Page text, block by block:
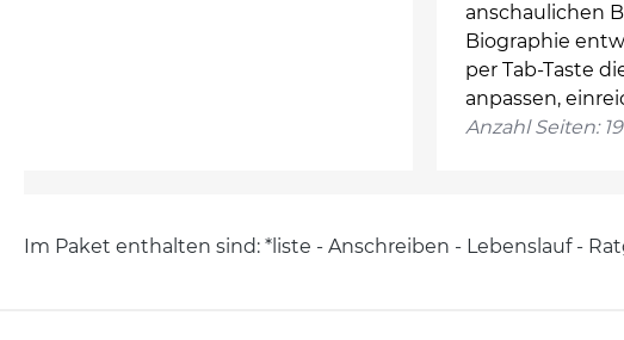
anschaulichen
Biographie
per Tab-Taste
anpassen,
Anzahl Seiten: 19
Im Paket enthalten sind: *liste - Anschreiben - Lebenslauf -